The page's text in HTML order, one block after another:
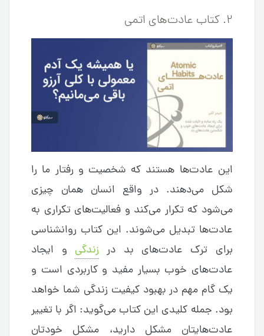
۲. کتاب عادت‌های اتمی
این عادت‌ها هستند که شخصیت و رفتار ما را
شکل می‌دهند. در واقع انسان همان چیزی
می‌شود که تکرار می‌کند و فعالیت‌های تکراری به
عادت‌ها تبدیل می‌شوند. این کتاب روانشناسی
برای ترک عادت‌های بد در زندگی و ایجاد
عادت‌های خوب بسیار مفید و کاربردی است و
یک گام مهم در بهبود کیفیت زندگی شما خواهد
بود. جمله کلیدی این کتاب می‌گوید: اگر با تغییر
عادت‌هایتان مشکل دارید، مشکل خودتان